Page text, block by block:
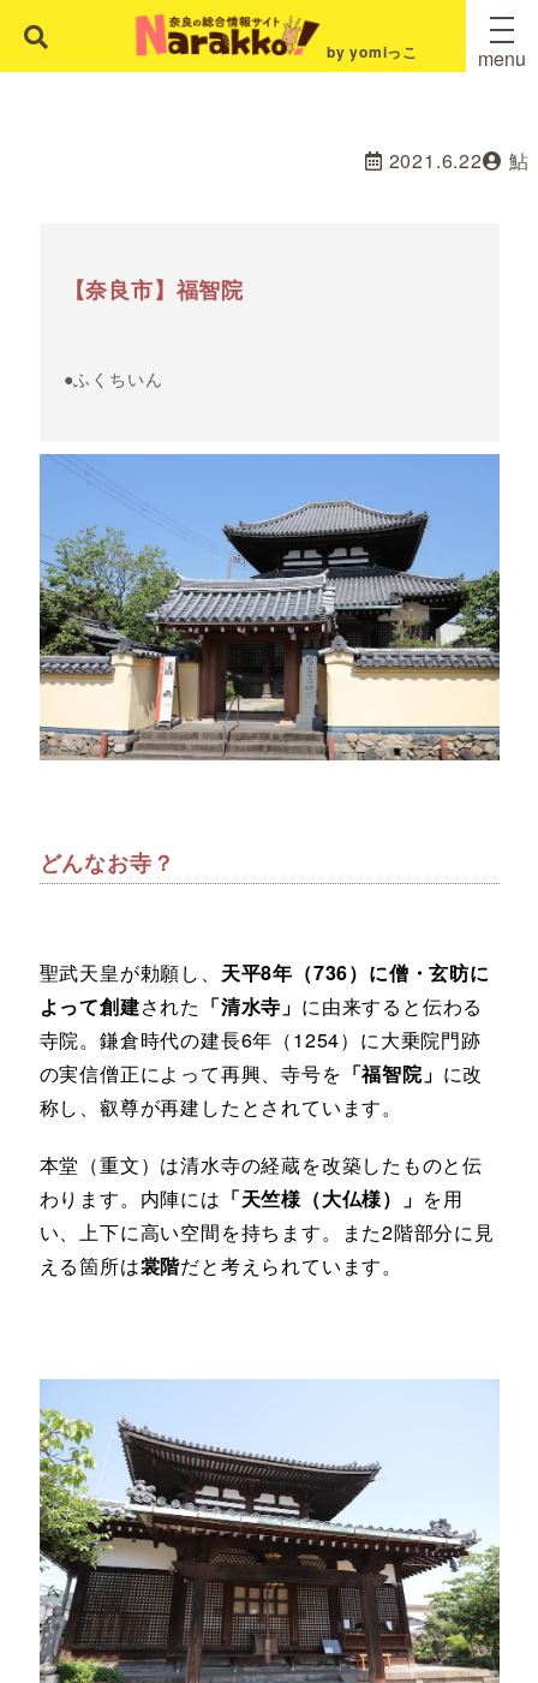
by yomiっこ menu
2021.6.22 鮎
【奈良市】福智院
●ふくちいん
どんなお寺？
聖武天皇が勅願し、 天平8年（736）に僧・玄昉に
よって創建された 「清水寺」 に由来すると伝わる
寺院。鎌倉時代の建長6年（1254）に大乗院門跡
の実信僧正によって再興、寺号を 「福智院」 に改
称し、叡尊が再建したとされています。
本堂（重文）は清水寺の経蔵を改築したものと伝
わります。内陣には 「天竺様（大仏様）」 を用
い、上下に高い空間を持ちます。また2階部分に見
える箇所は裳階だと考えられています。